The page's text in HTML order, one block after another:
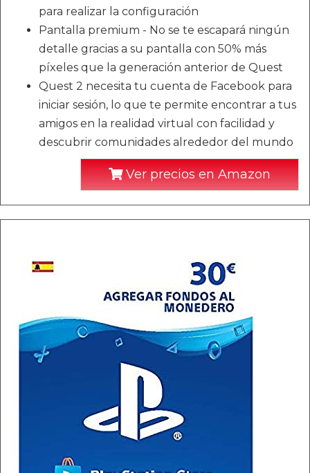
para realizar la configuración
Pantalla premium - No se te escapará ningún
detalle gracias a su pantalla con 50% más
píxeles que la generación anterior de Quest
Quest 2 necesita tu cuenta de Facebook para
iniciar sesión, lo que te permite encontrar a tus
amigos en la realidad virtual con facilidad y
descubrir comunidades alrededor del mundo
Ver precios en Amazon